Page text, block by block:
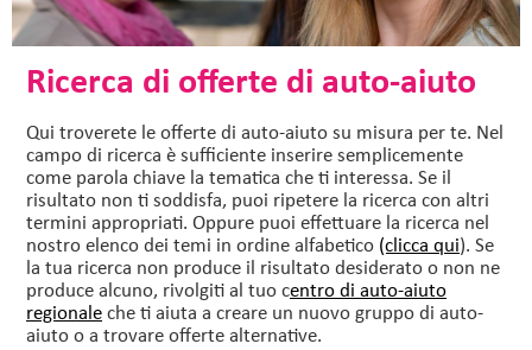
Ricerca di offerte di auto-aiuto
Qui troverete le offerte di auto-aiuto su misura per te. Nel
campo di ricerca è sufficiente inserire semplicemente
come parola chiave la tematica che ti interessa. Se il
risultato non ti soddisfa, puoi ripetere la ricerca con altri
termini appropriati. Oppure puoi effettuare la ricerca nel
nostro elenco dei temi in ordine alfabetico (clicca qui). Se
la tua ricerca non produce il risultato desiderato o non ne
produce alcuno, rivolgiti al tuo centro di auto-aiuto
regionaleche ti aiuta a creare un nuovo gruppo di auto-
aiuto o a trovare offerte alternative.